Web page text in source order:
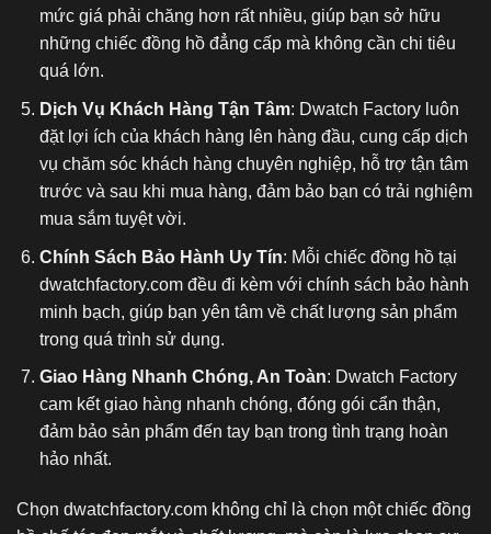
mức giá phải chăng hơn rất nhiều, giúp bạn sở hữu
những chiếc đồng hồ đẳng cấp mà không cần chi tiêu
quá lớn.
Dịch Vụ Khách Hàng Tận Tâm: Dwatch Factory luôn
đặt lợi ích của khách hàng lên hàng đầu, cung cấp dịch
vụ chăm sóc khách hàng chuyên nghiệp, hỗ trợ tận tâm
trước và sau khi mua hàng, đảm bảo bạn có trải nghiệm
mua sắm tuyệt vời.
Chính Sách Bảo Hành Uy Tín: Mỗi chiếc đồng hồ tại
dwatchfactory.com đều đi kèm với chính sách bảo hành
minh bạch, giúp bạn yên tâm về chất lượng sản phẩm
trong quá trình sử dụng.
Giao Hàng Nhanh Chóng, An Toàn: Dwatch Factory
cam kết giao hàng nhanh chóng, đóng gói cẩn thận,
đảm bảo sản phẩm đến tay bạn trong tình trạng hoàn
hảo nhất.
Chọn dwatchfactory.com không chỉ là chọn một chiếc đồng